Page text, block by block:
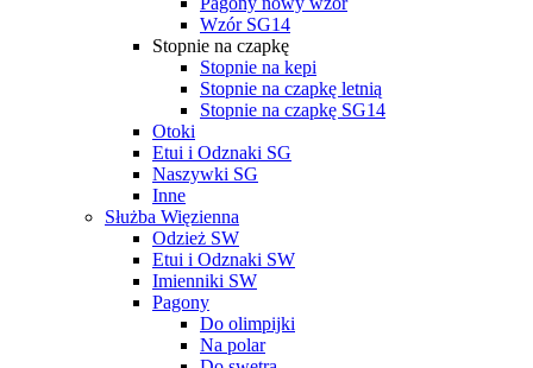
Wzór SG14
Stopnie na czapkę
Stopnie na kepi
Stopnie na czapkę letnią
Stopnie na czapkę SG14
Otoki
Etui i Odznaki SG
Naszywki SG
Inne
Służba Więzienna
Odzież SW
Etui i Odznaki SW
Imienniki SW
Pagony
Do olimpijki
Na polar